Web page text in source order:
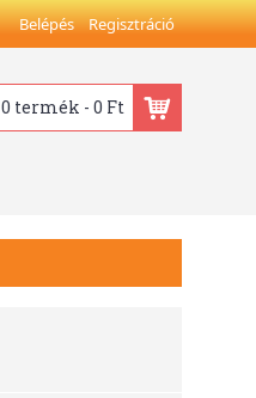
Belépés Regisztráció
0 termék - 0 Ft